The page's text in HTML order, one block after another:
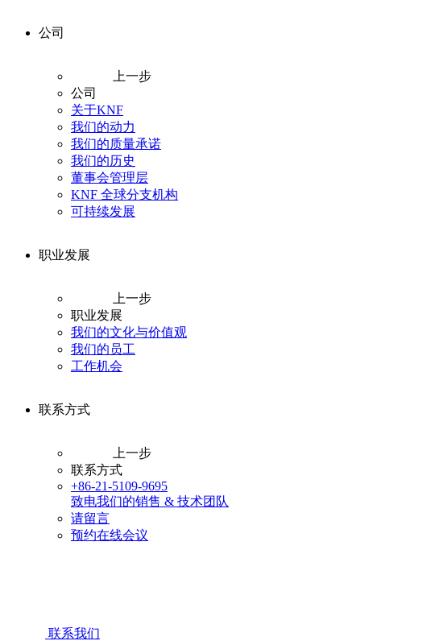
公司
上一步
公司
关于KNF
我们的动力
我们的质量承诺
我们的历史
董事会管理层
KNF 全球分支机构
可持续发展
职业发展
上一步
职业发展
我们的文化与价值观
我们的员工
工作机会
联系方式
上一步
联系方式
+86-21-5109-9695
致电我们的销售 & 技术团队
请留言
预约在线会议
联系我们